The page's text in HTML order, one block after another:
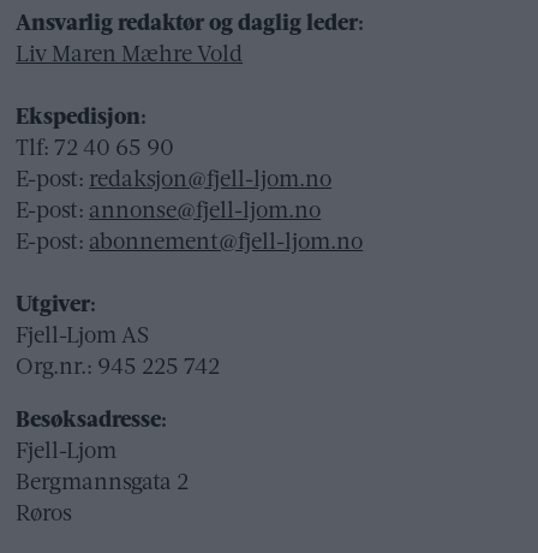
Ansvarlig redaktør og daglig leder:
Liv Maren Mæhre Vold
Ekspedisjon:
Tlf: 72 40 65 90
E-post: redaksjon@fjell-ljom.no
E-post: annonse@fjell-ljom.no
E-post: abonnement@fjell-ljom.no
Utgiver:
Fjell-Ljom AS
Org.nr.: 945 225 742
Besøksadresse:
Fjell-Ljom
Bergmannsgata 2
Røros